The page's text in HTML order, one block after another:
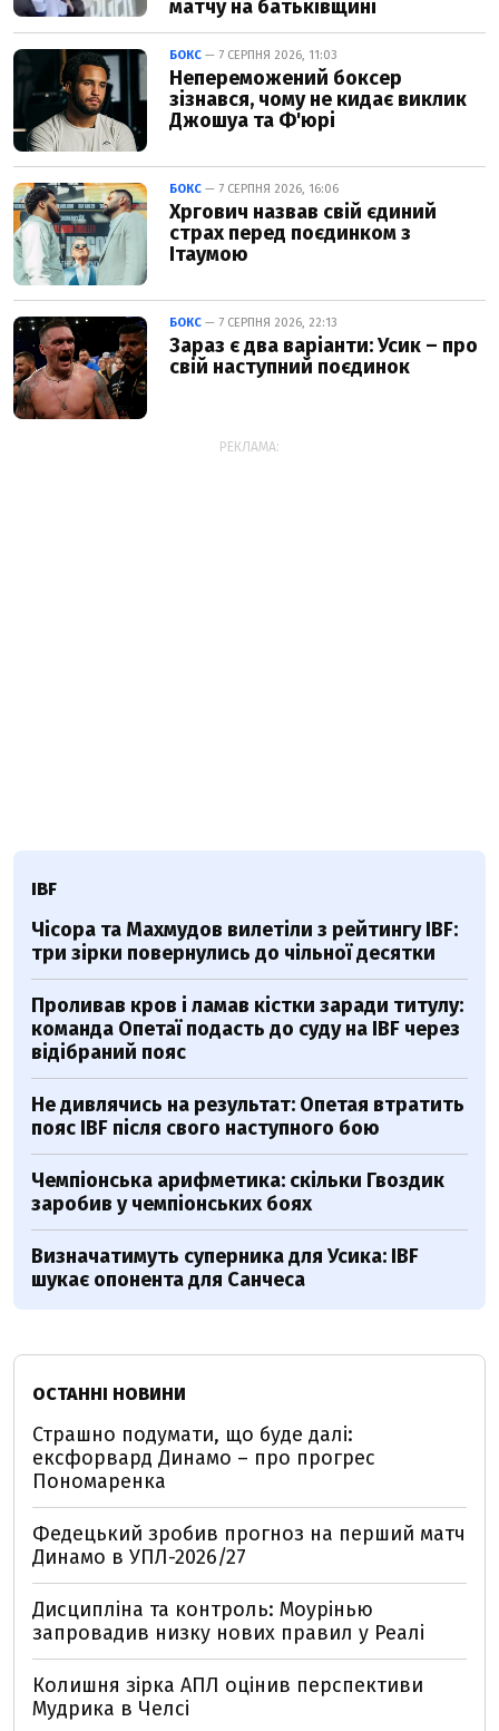
матчу на батьківщині
БОКС — 7 СЕРПНЯ 2026, 11:03
Непереможений боксер
зізнався, чому не кидає виклик
Джошуа та Ф'юрі
БОКС — 7 СЕРПНЯ 2026, 16:06
Хргович назвав свій єдиний
страх перед поєдинком з
Ітаумою
БОКС — 7 СЕРПНЯ 2026, 22:13
Зараз є два варіанти: Усик – про
свій наступний поєдинок
РЕКЛАМА:
IBF
Чісора та Махмудов вилетіли з рейтингу IBF:
три зірки повернулись до чільної десятки
Проливав кров і ламав кістки заради титулу:
команда Опетаї подасть до суду на IBF через
відібраний пояс
Не дивлячись на результат: Опетая втратить
пояс IBF після свого наступного бою
Чемпіонська арифметика: скільки Гвоздик
заробив у чемпіонських боях
Визначатимуть суперника для Усика: IBF
шукає опонента для Санчеса
ОСТАННІ НОВИНИ
Страшно подумати, що буде далі:
ексфорвард Динамо – про прогрес
Пономаренка
Федецький зробив прогноз на перший матч
Динамо в УПЛ-2026/27
Дисципліна та контроль: Моурінью
запровадив низку нових правил у Реалі
Колишня зірка АПЛ оцінив перспективи
Мудрика в Челсі